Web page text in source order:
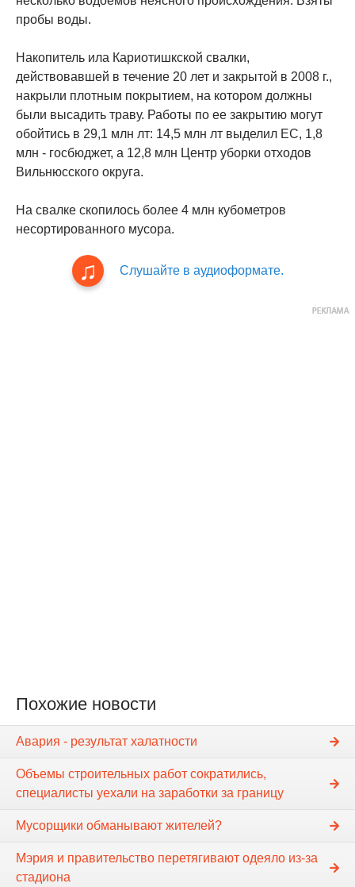
пробы воды.
Накопитель ила Кариотишкской свалки,
действовавшей в течение 20 лет и закрытой в 2008 г.,
накрыли плотным покрытием, на котором должны
были высадить траву. Работы по ее закрытию могут
обойтись в 29,1 млн лт: 14,5 млн лт выделил ЕС, 1,8
млн - госбюджет, а 12,8 млн Центр уборки отходов
Вильнюсского округа.
На свалке скопилось более 4 млн кубометров
несортированного мусора.
Слушайте в аудиоформате.
Похожие новости
Авария - результат халатности
Объемы строительных работ сократились,
специалисты уехали на заработки за границу
Мусорщики обманывают жителей?
Мэрия и правительство перетягивают одеяло из-за
стадиона